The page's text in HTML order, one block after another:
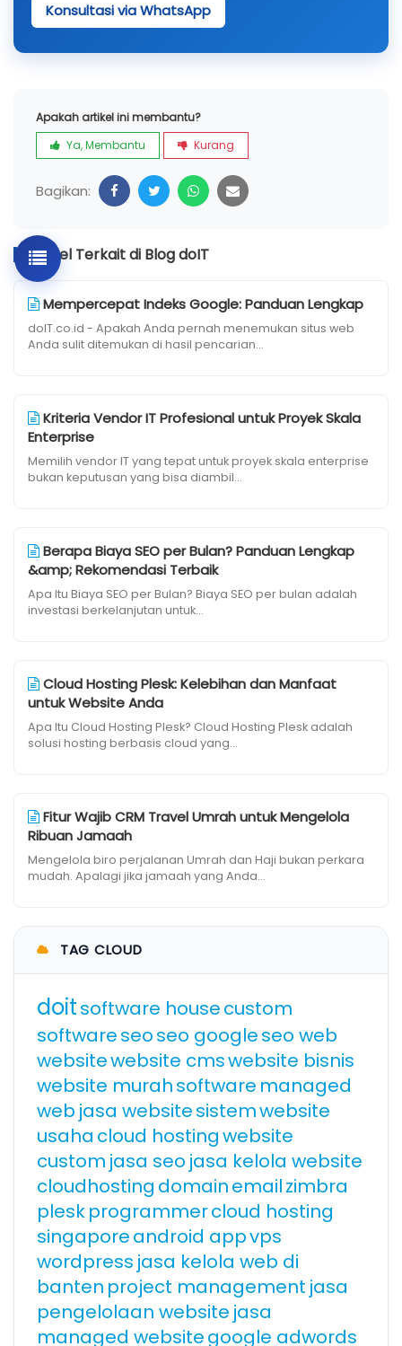
Konsultasi via WhatsApp
Apakah artikel ini membantu?
Ya, Membantu
Kurang
Bagikan:
Artikel Terkait di Blog doIT
Mempercepat Indeks Google: Panduan Lengkap
doIT.co.id - Apakah Anda pernah menemukan situs web
Anda sulit ditemukan di hasil pencarian...
Kriteria Vendor IT Profesional untuk Proyek Skala
Enterprise
Memilih vendor IT yang tepat untuk proyek skala enterprise
bukan keputusan yang bisa diambil...
Berapa Biaya SEO per Bulan? Panduan Lengkap
&amp; Rekomendasi Terbaik
Apa Itu Biaya SEO per Bulan? Biaya SEO per bulan adalah
investasi berkelanjutan untuk...
Cloud Hosting Plesk: Kelebihan dan Manfaat
untuk Website Anda
Apa Itu Cloud Hosting Plesk? Cloud Hosting Plesk adalah
solusi hosting berbasis cloud yang...
Fitur Wajib CRM Travel Umrah untuk Mengelola
Ribuan Jamaah
Mengelola biro perjalanan Umrah dan Haji bukan perkara
mudah. Apalagi jika jamaah yang Anda...
TAG CLOUD
doitsoftware housecustom
softwareseoseo googleseo web
websitewebsite cmswebsite bisnis
website murahsoftware managed
web jasa websitesistemwebsite
usaha cloud hostingwebsite
custom jasa seo jasa kelola website
cloudhosting domainemailzimbra
pleskprogrammercloud hosting
singaporeandroid appvps
wordpress jasa kelola web di
banten project management jasa
pengelolaan website jasa
managed websitegoogle adwords